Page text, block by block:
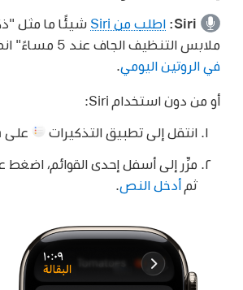
Siri: اطلب من Siri شيئًا ما مثل
ملابس التنظيف الجاف عند 5 مساءً"
في الروتين اليومي
أو من دون استخدام Siri:
انتقل إلى تطبيق التذكيرات على Apple Watch.
مرِّر إلى أسفل إحدى القوائم، اضغط
ثمأدخل النص